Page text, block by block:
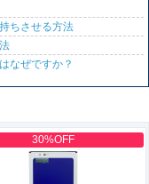
ちさせる方法
なぜですか？
30%OFF